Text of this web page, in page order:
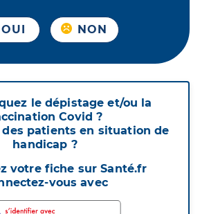
OUI NON
le dépistage et/ou la
Covid ?
des patients en situation de
handicap ?
votre fiche sur Santé.fr
vous avec